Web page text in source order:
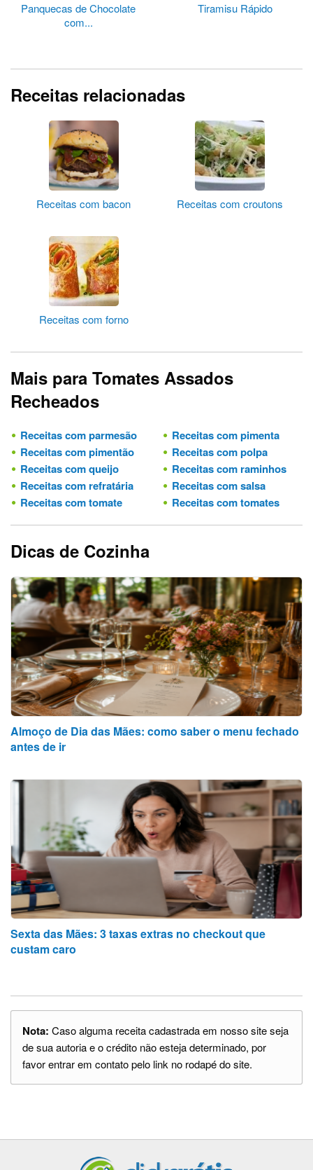
Panquecas de Chocolate
com...
Tiramisu Rápido
Receitas relacionadas
Receitas com bacon Receitas com croutons
Receitas com forno
Mais para Tomates Assados
Recheados
Receitas com parmesão
Receitas com pimenta
Receitas com pimentão
Receitas com polpa
Receitas com queijo
Receitas com raminhos
Receitas com refratária
Receitas com salsa
Receitas com tomate
Receitas com tomates
Dicas de Cozinha
Almoço de Dia das Mães: como saber o menu fechado
antes de ir
Sexta das Mães: 3 taxas extras no checkout que
custam caro
Nota: Caso alguma receita cadastrada em nosso site seja
de sua autoria e o crédito não esteja determinado, por
favor entrar em contato pelo link no rodapé do site.